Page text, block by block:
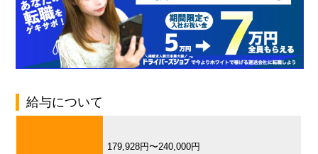
給与について
179,928円〜240,000円